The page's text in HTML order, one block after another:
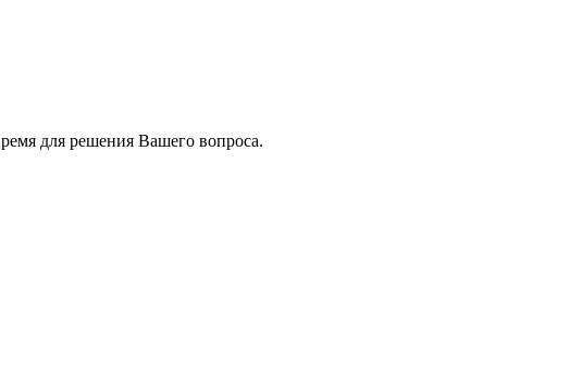
для решения Вашего вопроса.